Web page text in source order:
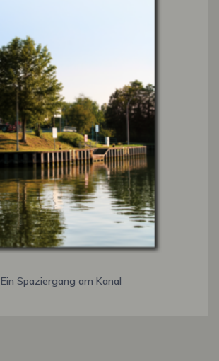
Ein Spaziergang am Kanal